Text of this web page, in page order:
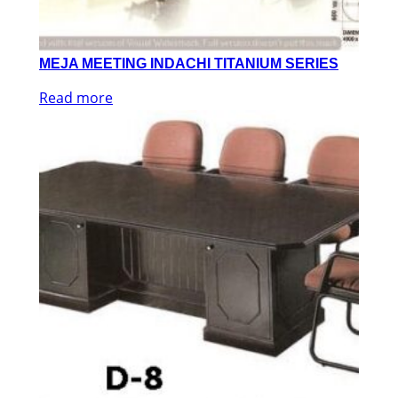
MEJA MEETING INDACHI TITANIUM SERIES
Read more